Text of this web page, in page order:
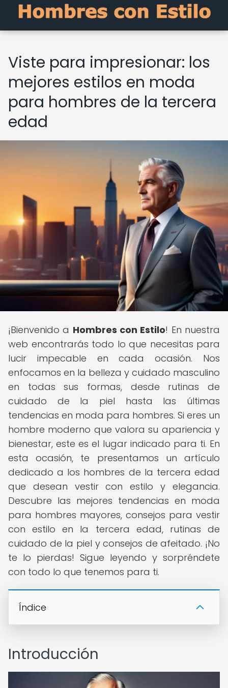
Viste para impresionar: los
mejores estilos en moda
para hombres de la tercera
edad
¡Bienvenido a Hombres con Estilo! En nuestra
web encontrarás todo lo que necesitas para
lucir impecable en cada ocasión. Nos
enfocamos en la belleza y cuidado masculino
en todas sus formas, desde rutinas de
cuidado de la piel hasta las últimas
tendencias en moda para hombres. Si eres un
hombre moderno que valora su apariencia y
bienestar, este es el lugar indicado para ti. En
esta ocasión, te presentamos un artículo
dedicado a los hombres de la tercera edad
que desean vestir con estilo y elegancia.
Descubre las mejores tendencias en moda
para hombres mayores, consejos para vestir
con estilo en la tercera edad, rutinas de
cuidado de la piel y consejos de afeitado. ¡No
te lo pierdas! Sigue leyendo y sorpréndete
con todo lo que tenemos para ti.
Índice
Introducción